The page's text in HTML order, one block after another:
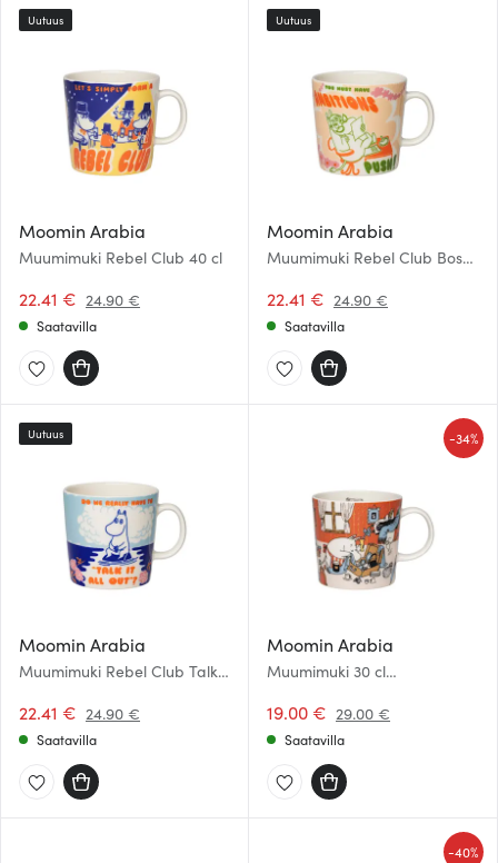
Moomin Arabia
Muumimuki Rebel Club 40 cl
22.41 € 24.90 €
Uutuus
Saatavilla
Moomin Arabia
Muumimuki Rebel Club Boss
22.41 € 24.90 €
Uutuus
Saatavilla
Moomin Arabia
Muumimuki Rebel Club Talk it
22.41 € 24.90 €
Uutuus
Saatavilla
Moomin Arabia
Muumimuki 30 cl
19.00 € 29.00 €
-34%
Saatavilla
-40%